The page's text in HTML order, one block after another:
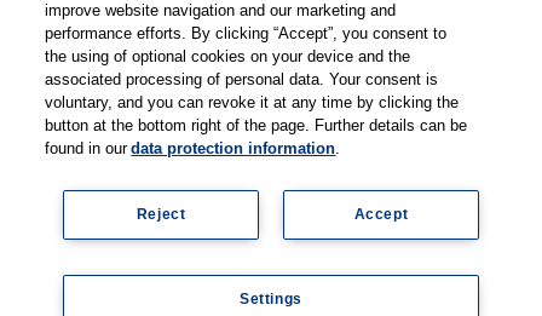
©2026 Thieme Compliance GmbH Impressum
improve website navigation and our marketing and
performance efforts. By clicking “Accept”, you consent to
the using of optional cookies on your device and the
associated processing of personal data. Your consent is
voluntary, and you can revoke it at any time by clicking the
button at the bottom right of the page. Further details can be
found in ourdata protection information.
Accept
Reject
Settings